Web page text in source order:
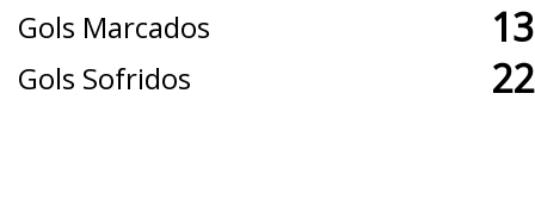
Gols Marcados
Gols Sofridos